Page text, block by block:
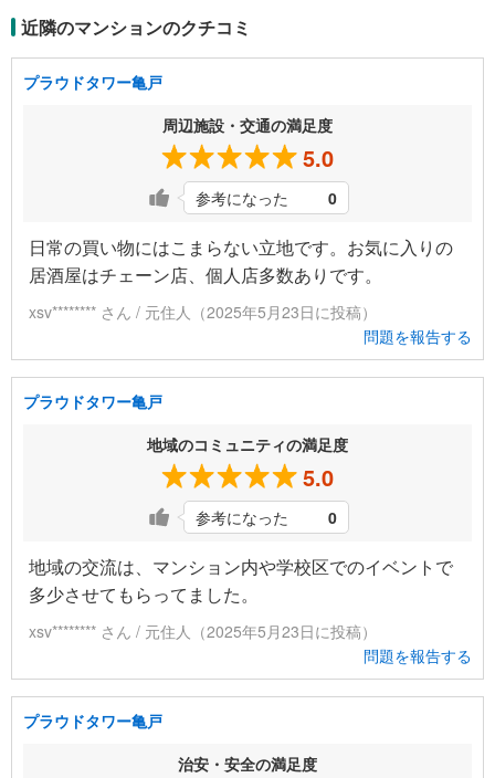
近隣のマンションのクチコミ
プラウドタワー亀戸
周辺施設・交通の満足度
5.0
参考になった 0
日常の買い物にはこまらない立地です。お気に入りの
居酒屋はチェーン店、個人店多数ありです。
xsv******** さん / 元住人（2025年5月23日に投稿）
問題を報告する
プラウドタワー亀戸
地域のコミュニティの満足度
5.0
参考になった 0
地域の交流は、マンション内や学校区でのイベントで
多少させてもらってました。
xsv******** さん / 元住人（2025年5月23日に投稿）
問題を報告する
プラウドタワー亀戸
治安・安全の満足度